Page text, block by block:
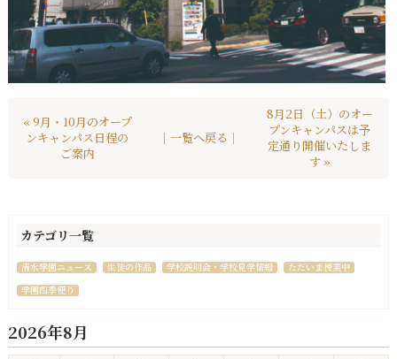
« 9月・10月のオープ
ンキャンパス日程の
ご案内
｜一覧へ戻る｜
8月2日（土）のオー
プンキャンパスは予
定通り開催いたしま
す »
カテゴリ一覧
清水学園ニュース 生徒の作品 学校説明会・学校見学情報
ただいま授業中
学園四季便り
2026年8月